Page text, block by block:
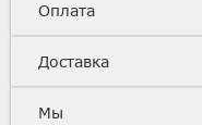
Оплата
Доставка
Мы